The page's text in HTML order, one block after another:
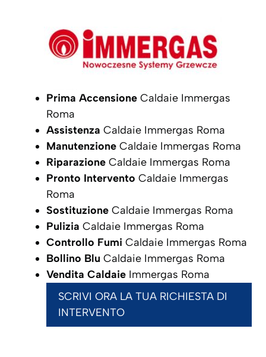
Prima Accensione Caldaie Immergas
Roma
Assistenza Caldaie Immergas Roma
Manutenzione Caldaie Immergas Roma
Riparazione Caldaie Immergas Roma
Pronto Intervento Caldaie Immergas
Roma
Sostituzione Caldaie Immergas Roma
Pulizia Caldaie Immergas Roma
Controllo Fumi Caldaie Immergas Roma
Bollino Blu Caldaie Immergas Roma
Vendita Caldaie Immergas Roma
SCRIVI ORA LA TUA RICHIESTA DI
INTERVENTO